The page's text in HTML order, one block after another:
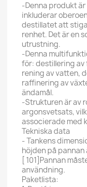
-Denna produkt
inkluderar
destillatet att
renhet. Det är en
utrustning.
-Denna
för: destillering
rening av vatten,
raffinering av
ändamål.
-Strukturen är av
argonsvetsats,
associerade med
Tekniska data
- Tankens
höjden på pannan
[ 101]Pannan
användning.
Paketlista: